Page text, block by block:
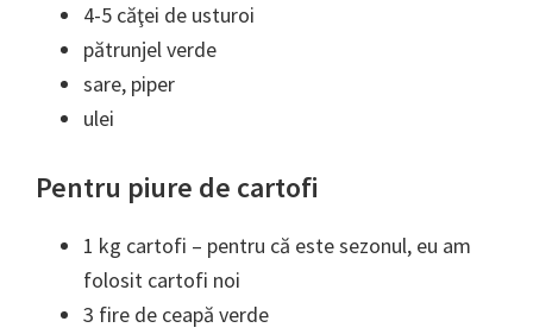
4-5 căţei de usturoi
pătrunjel verde
sare, piper
ulei
Pentru piure de cartofi
1 kg cartofi – pentru că este sezonul, eu am
folosit cartofi noi
3 fire de ceapă verde